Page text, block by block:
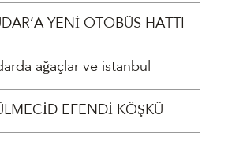
YENİ OTOBÜS HATTI
ağaçlar ve istanbul
EFENDİ KÖŞKÜ